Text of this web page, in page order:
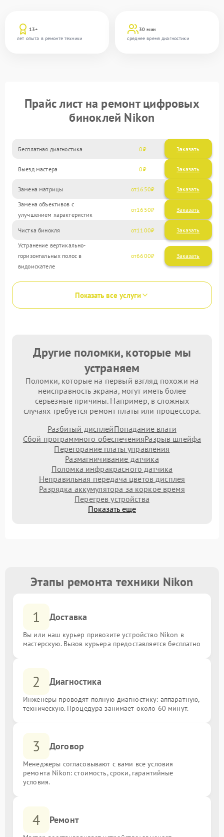
13+
лет опыта в ремонте техники
30 мин
среднее время диагностики
Прайс лист на ремонт цифровых
биноклей Nikon
Бесплатная диагностика 0 Заказать
Выезд мастера 0 Заказать
Замена матрицы 1650
Замена объективов с
улучшением характеристик
1650
Чистка бинокля 1100
Устранение вертикально-
горизонтальных полос в
видоискателе
6600
Показать все услуги
Другие поломки, которые мы
устраняем
Поломки, которые на первый взгляд похожи на
неисправность экрана, могут иметь более
серьезные причины. Например, в сложных
случаях требуется ремонт платы или процессора.
Разбитый дисплейПопадание влаги
Сбой программного обеспеченияРазрыв шлейфа
Перегорание платы управления
Размагничивание датчика
Поломка инфракрасного датчика
Неправильная передача цветов дисплея
Разрядка аккумулятора за коркое время
Перегрев устройства
Показать еще
Этапы ремонта техники Nikon
1 Доставка
Вы или наш курьер привозите устройство Nikon в
мастерскую. Вызов курьера предоставляется бесплатно
2 Диагностика
Инженеры проводят полную диагностику: аппаратную,
техническую. Процедура занимает около 60 минут.
3 Договор
Менеджеры согласовывают с вами все условия
ремонта Nikon: стоимость, сроки, гарантийные
условия.
4 Ремонт